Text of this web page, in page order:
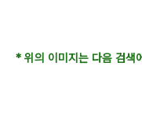
* 위의 이미지는 다음 검색